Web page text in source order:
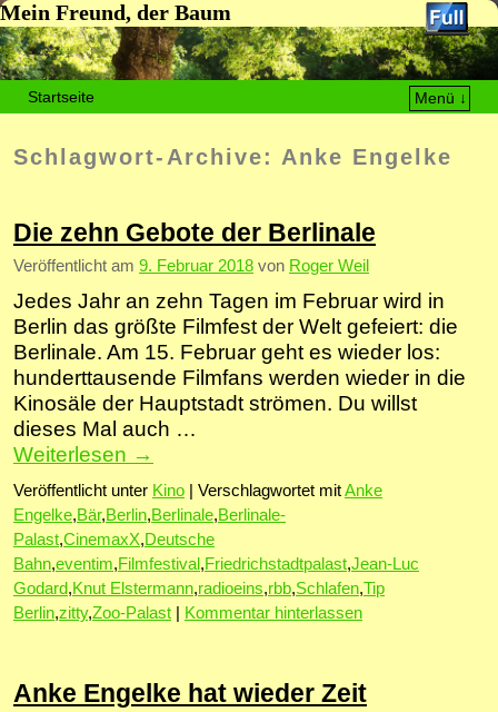
Mein Freund, der Baum
Startseite
Menü ↓
Schlagwort-Archive: Anke Engelke
Die zehn Gebote der Berlinale
Veröffentlicht am 9. Februar 2018 von Roger Weil
Jedes Jahr an zehn Tagen im Februar wird in
Berlin das größte Filmfest der Welt gefeiert: die
Berlinale. Am 15. Februar geht es wieder los:
hunderttausende Filmfans werden wieder in die
Kinosäle der Hauptstadt strömen. Du willst
dieses Mal auch …
Weiterlesen →
Veröffentlicht unter Kino Verschlagwortet mitAnke
Engelke,Bär,Berlin,Berlinale,Berlinale-
Palast,CinemaxX,Deutsche
Bahn,eventim,Filmfestival ,Friedrichstadtpalast,Jean-Luc
Godard,Knut Elstermann,radioeins,rbb,Schlafen,Tip
Berlin,zitty,Zoo-Palast Kommentar hinterlassen
Anke Engelke hat wieder Zeit